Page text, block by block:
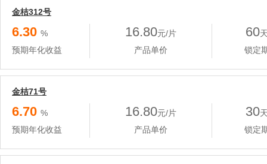
金桔312号
6.30 %
预期年化收益
16.80元/片
产品单价
60
锁定
金桔71号
6.70 %
预期年化收益
16.80元/片
产品单价
30
锁定